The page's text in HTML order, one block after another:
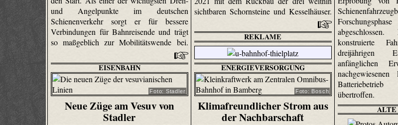
und Angelpunkte im deutschen
Schienenverkehr sorgt er für bessere
Verbindungen für Bahnreisende und trägt
so maßgeblich zur Mobilitätswende bei.
sichtbaren Schornsteine und Kesselhäuser.
konstruierte
dreijährigen
anfänglichen
übertroffen.
REKLAME
ENERGIEVERSORGUNG
Foto: Bosch
Klimafreundlicher Strom aus
der Nachbarschaft
EISENBAHN
Foto: Stadler
Neue Züge am Vesuv von
Stadler